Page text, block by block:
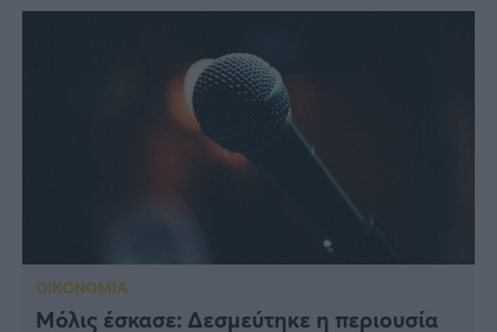
ΟΙΚΟΝΟΜΙΑ
Μόλις έσκασε: Δεσμεύτηκε η περιουσία